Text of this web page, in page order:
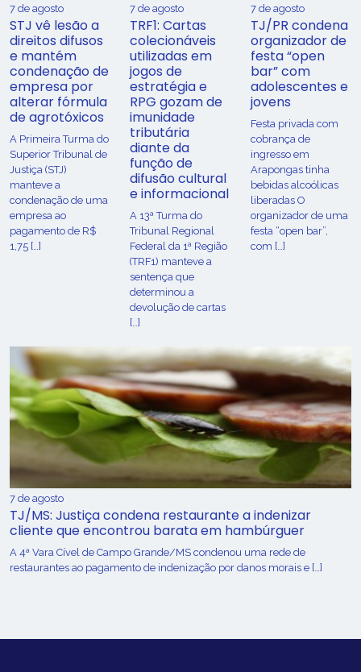
7 de agosto
STJ vê lesão a
direitos difusos
e mantém
condenação de
empresa por
alterar fórmula
de agrotóxicos
​A Primeira Turma do
Superior Tribunal de
Justiça (STJ)
manteve a
condenação de uma
empresa ao
pagamento de R$
1,75 […]
7 de agosto
TRF1: Cartas
colecionáveis
utilizadas em
jogos de
estratégia e
RPG gozam de
imunidade
tributária
diante da
função de
difusão cultural
e informacional
A 13ª Turma do
Tribunal Regional
Federal da 1ª Região
(TRF1) manteve a
sentença que
determinou a
devolução de cartas
[…]
7 de agosto
TJ/PR condena
organizador de
festa “open
bar” com
adolescentes e
jovens
Festa privada com
cobrança de
ingresso em
Arapongas tinha
bebidas alcoólicas
liberadas O
organizador de uma
festa “open bar”,
com […]
7 de agosto
TJ/MS: Justiça condena restaurante a indenizar
cliente que encontrou barata em hambúrguer
A 4ª Vara Cível de Campo Grande/MS condenou uma rede de
restaurantes ao pagamento de indenização por danos morais e […]